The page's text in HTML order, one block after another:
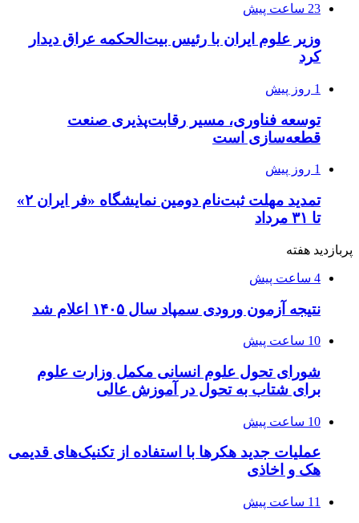
23 ساعت پیش
وزیر علوم ایران با رئیس بیت‌الحکمه عراق دیدار
کرد
1 روز پیش
توسعه فناوری، مسیر رقابت‌پذیری صنعت
قطعه‌سازی است
1 روز پیش
تمدید مهلت ثبت‌نام دومین نمایشگاه «فر ایران ۲»
تا ۳۱ مرداد
پربازدید هفته
4 ساعت پیش
نتیجه آزمون ورودی سمپاد سال ۱۴۰۵ اعلام شد
10 ساعت پیش
شورای تحول علوم انسانی مکمل وزارت علوم
برای شتاب به تحول در آموزش عالی
10 ساعت پیش
عملیات جدید هکرها با استفاده از تکنیک‌های قدیمی
هک و اخاذی
11 ساعت پیش